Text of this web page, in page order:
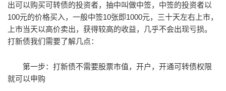
出可以购买可转债的投资者，抽中叫做中签，中签的投资者以
100元的价格买入，一般中签10张即1000元，三十天左右上市，
上市当天以高价卖出，获得较高的收益，几乎不会出现亏损。
打新债我们需要了解几点：
第一步：打新债不需要股票市值，开户，开通可转债权限
就可以申购